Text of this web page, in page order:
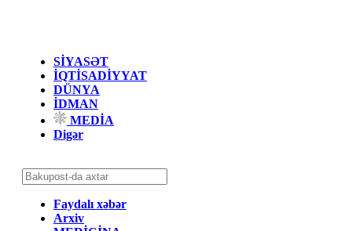
SİYASƏT
İQTİSADİYYAT
DÜNYA
İDMAN
MEDİA
Digər
Faydalı xəbər
Arxiv